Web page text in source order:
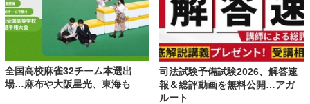
全国高校麻雀32チーム本選出
場…麻布や大阪星光、東海も
司法試験予備試験2026、解答速
報＆総評動画を無料公開…アガ
ルート